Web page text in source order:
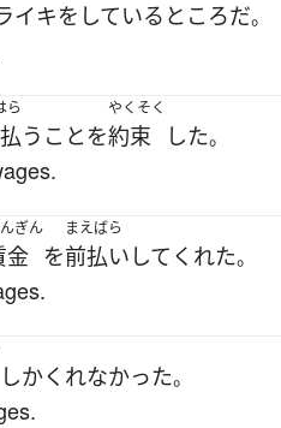
イキを している ところだ。
ら
う ことを
やくそく
約束 した。
ぎん
金 を
まえばら
前払い して くれた。
しかくれなかった。